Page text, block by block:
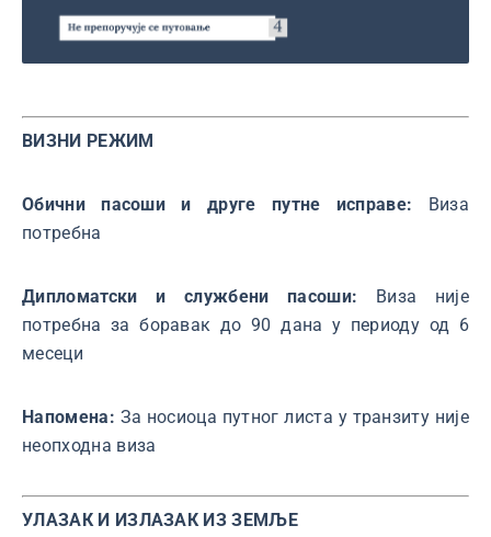
ВИЗНИ РЕЖИМ
Обични пасоши и друге путне исправе:
Виза
потребна
Дипломатски и службени пасоши:
Виза није
потребна за боравак дo 90 дана у периоду од 6
месеци
Напомена: За носиоца путног листа у транзиту није
неопходна виза
УЛАЗАК И ИЗЛАЗАК ИЗ ЗЕМЉЕ